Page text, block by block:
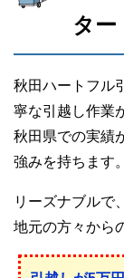
ター
秋田ハートフル
寧な引越し作業
秋田県での実績
強みを持ちます。
リーズナブルで
地元の方々から